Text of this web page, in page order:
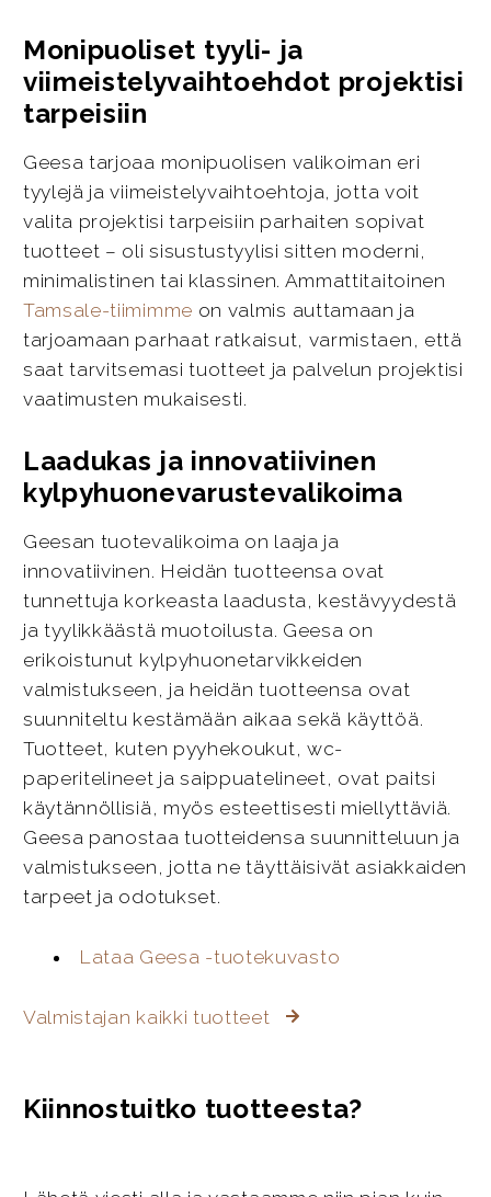
Monipuoliset tyyli- ja
viimeistelyvaihtoehdot projektisi
tarpeisiin
Geesa tarjoaa monipuolisen valikoiman eri
tyylejä ja viimeistelyvaihtoehtoja, jotta voit
valita projektisi tarpeisiin parhaiten sopivat
tuotteet – oli sisustustyylisi sitten moderni,
minimalistinen tai klassinen. Ammattitaitoinen
Tamsale-tiimimme on valmis auttamaan ja
tarjoamaan parhaat ratkaisut, varmistaen, että
saat tarvitsemasi tuotteet ja palvelun projektisi
vaatimusten mukaisesti.
Laadukas ja innovatiivinen
kylpyhuonevarustevalikoima
Geesan tuotevalikoima on laaja ja
innovatiivinen. Heidän tuotteensa ovat
tunnettuja korkeasta laadusta, kestävyydestä
ja tyylikkäästä muotoilusta. Geesa on
erikoistunut kylpyhuonetarvikkeiden
valmistukseen, ja heidän tuotteensa ovat
suunniteltu kestämään aikaa sekä käyttöä.
Tuotteet, kuten pyyhekoukut, wc-
paperitelineet ja saippuatelineet, ovat paitsi
käytännöllisiä, myös esteettisesti miellyttäviä.
Geesa panostaa tuotteidensa suunnitteluun ja
valmistukseen, jotta ne täyttäisivät asiakkaiden
tarpeet ja odotukset.
Lataa Geesa -tuotekuvasto
Valmistajan kaikki tuotteet
Kiinnostuitko tuotteesta?